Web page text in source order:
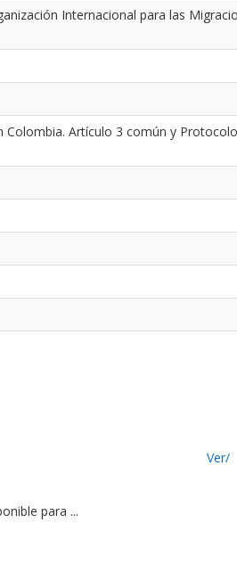
Internacional para las
Colombia. Artículo 3 común y
para ...
Ver/